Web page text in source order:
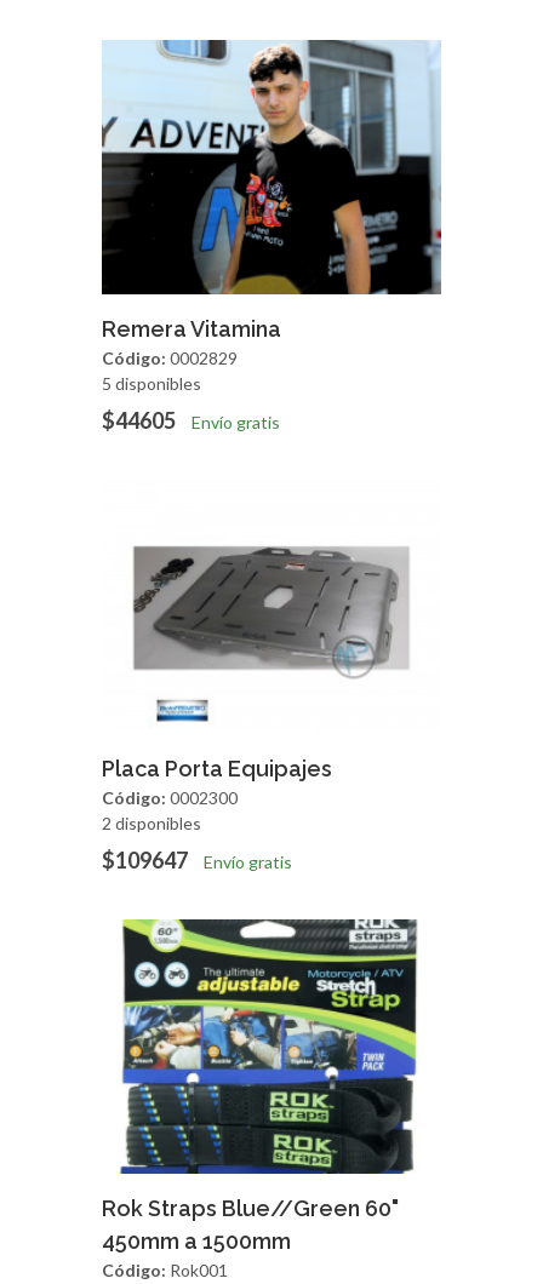
Agregar
Remera Vitamina
Código: 0002829
5 disponibles
$44605 Envío gratis
Agregar Vista Rapida
Placa Porta Equipajes
Código: 0002300
2 disponibles
$109647 Envío gratis
Agregar Vista Rapida
Rok Straps Blue//Green 60"
450mm a 1500mm
Código: Rok001